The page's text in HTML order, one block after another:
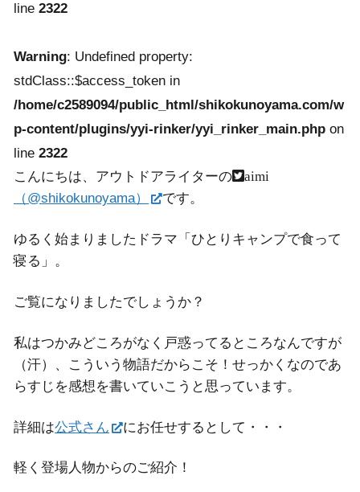
line 2322
Warning: Undefined property:
stdClass::$access_token in
/home/c2589094/public_html/shikokunoyama.com/w
p-content/plugins/yyi-rinker/yyi_rinker_main.php on
line 2322
こんにちは、アウトドアライターの
aimi
（@shikokunoyama） です。
ゆるく始まりましたドラマ「ひとりキャンプで食って
寝る」。
ご覧になりましたでしょうか？
私はつかみどころがなく戸惑ってるところなんですが
（汗）、こういう物語だからこそ！せっかくなのであ
らすじを感想を書いていこうと思っています。
詳細は公式さん にお任せするとして・・・
軽く登場人物からのご紹介！